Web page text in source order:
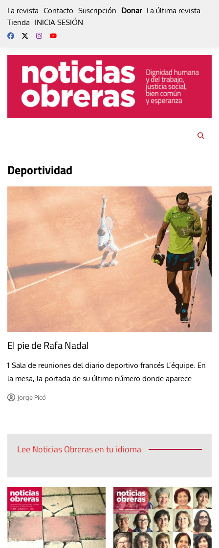
La revista Contacto Suscripción Donar La última revista
Tienda
INICIA SESIÓN
Deportividad
El pie de Rafa Nadal
1 Sala de reuniones del diario deportivo francés L’équipe. En
la mesa, la portada de su último número donde aparece
Jorge Picó
Lee Noticias Obreras en tu idioma